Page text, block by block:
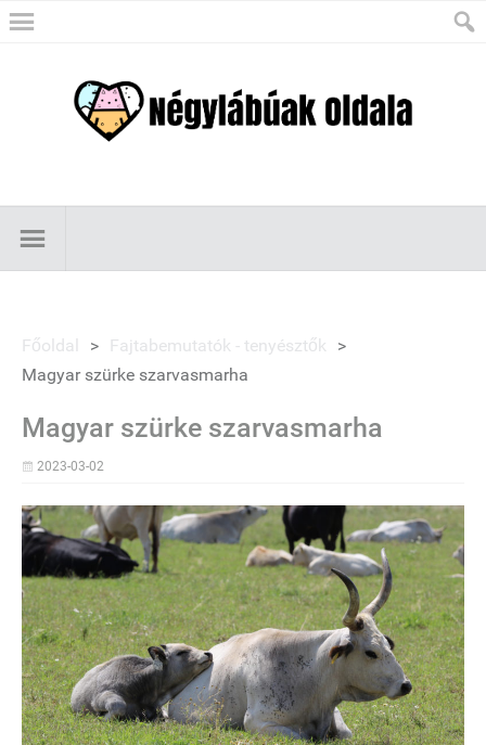
Főoldal > Fajtabemutatók - tenyésztők
>
Magyar szürke szarvasmarha
Magyar szürke szarvasmarha
2023-03-02